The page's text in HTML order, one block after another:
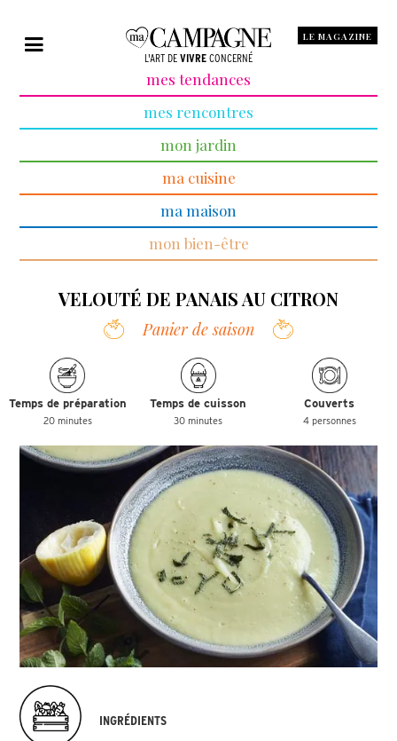
L'ART DE VIVRE CONCERNÉ
LE MAGAZINE
mes tendances
mes rencontres
mon jardin
ma cuisine
ma maison
mon bien-être
VELOUTÉ DE PANAIS AU CITRON
Panier de saison
Temps de préparation
20 minutes
Temps de cuisson
30 minutes
Couverts
4 personnes
INGRÉDIENTS